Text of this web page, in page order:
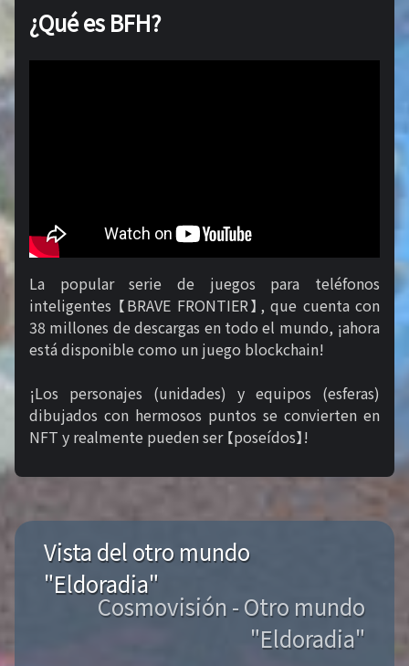
¿Qué es BFH?
La popular serie de juegos para teléfonos
inteligentes 【BRAVE FRONTIER】, que cuenta con
38 millones de descargas en todo el mundo, ¡ahora
está disponible como un juego blockchain!
¡Los personajes (unidades) y equipos (esferas)
dibujados con hermosos puntos se convierten en
NFT y realmente pueden ser 【poseídos】!
Vista del otro mundo
"Eldoradia"
Cosmovisión - Otro mundo
"Eldoradia"